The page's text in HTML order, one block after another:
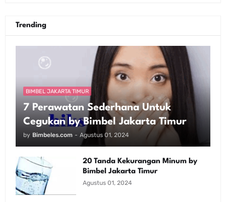
Trending
BIMBEL JAKARTA TIMUR
7 Perawatan Sederhana Untuk
Cegukan by Bimbel Jakarta Timur
by Bimbeles.com - Agustus 01, 2024
20 Tanda Kekurangan Minum by
Bimbel Jakarta Timur
Agustus 01, 2024